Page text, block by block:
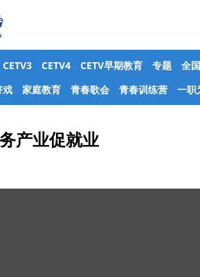
CETV3 CETV4 CETV早期教育 专题 全
戏 家庭教育 青春歌会 青春训练营 一职
产业促就业